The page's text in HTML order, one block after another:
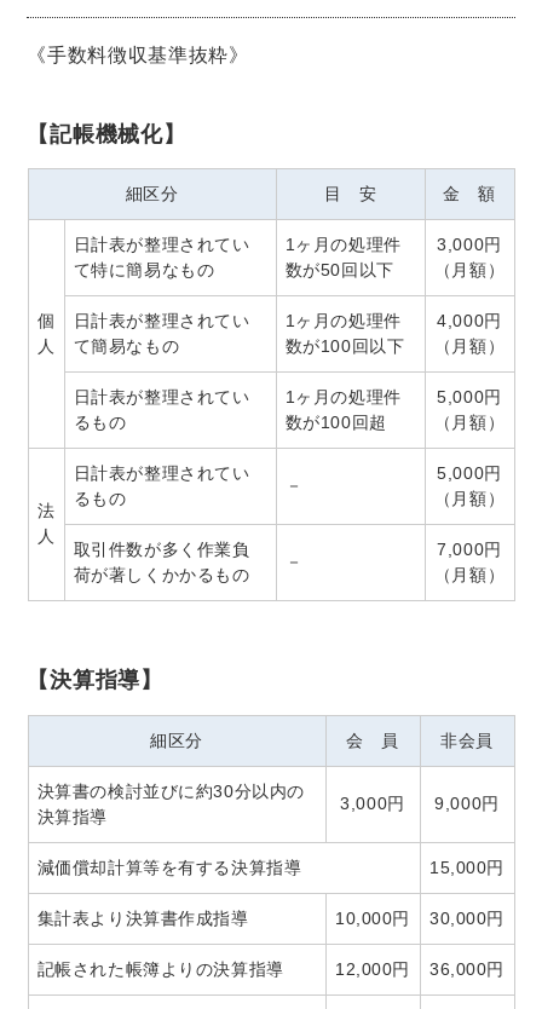
《手数料徴収基準抜粋》
【記帳機械化】
細区分 目 安 金 額
個
人
日計表が整理されてい
て特に簡易なもの
1ヶ月の処理件
数が50回以下
3,000円
（月額）
日計表が整理されてい
て簡易なもの
1ヶ月の処理件
数が100回以下
4,000円
（月額）
日計表が整理されてい
るもの
1ヶ月の処理件
数が100回超
5,000円
（月額）
法
人
日計表が整理されてい
るもの
－
5,000円
（月額）
取引件数が多く作業負
荷が著しくかかるもの
－
7,000円
（月額）
【決算指導】
細区分 会 員 非会員
決算書の検討並びに約30分以内の
決算指導
3,000円 9,000円
減価償却計算等を有する決算指導 15,000円
集計表より決算書作成指導 10,000円 30,000円
記帳された帳簿よりの決算指導 12,000円 36,000円